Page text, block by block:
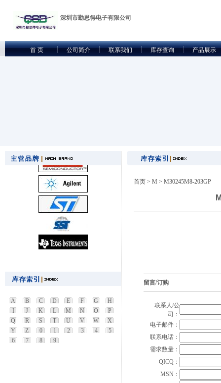
深圳市勤思得电子有限公司
首 页 公司简介 联系我们 库存查询 产品展示
A B C D E F G
H
I
J K L M N O
P
Q
R S T U V W
X
Y
Z 0 1 2 3 4
5
6
7 8 9
首页 > M > M30245M8-203GP
留言/订购
联系人/公
司：
电子邮件：
联系电话：
需求数量：
QICQ：
MSN：